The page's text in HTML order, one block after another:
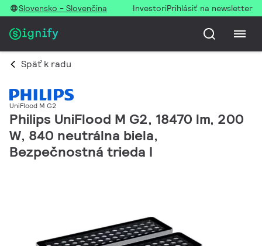
Slovensko - Slovenčina InvestoriPrihlásiť na newsletter
Späť k radu
UniFlood M G2
Philips UniFlood M G2, 18470 lm, 200
W, 840 neutrálna biela,
Bezpečnostná trieda I